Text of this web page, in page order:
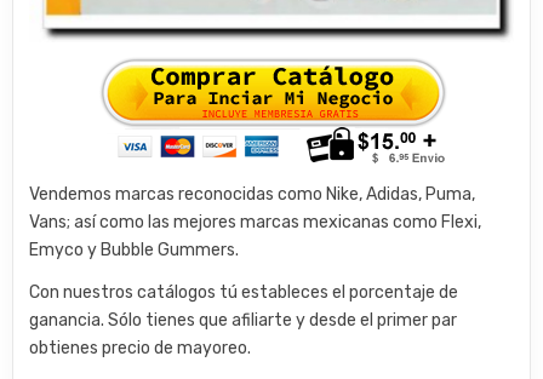
Vendemos marcas reconocidas como Nike, Adidas, Puma,
Vans; así como las mejores marcas mexicanas como Flexi,
Emyco y Bubble Gummers.
Con nuestros catálogos tú estableces el porcentaje de
ganancia. Sólo tienes que afiliarte y desde el primer par
obtienes precio de mayoreo.